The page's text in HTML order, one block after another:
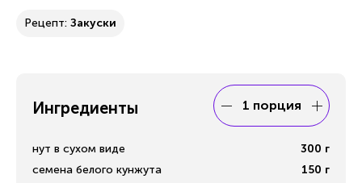
Рецепт: Закуски
Ингредиенты 1 порция
нут в сухом виде 300 г
семена белого кунжута
150 г